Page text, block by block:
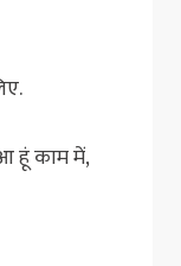
हूं काम में,